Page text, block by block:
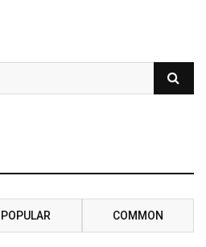
POPULAR COMMON